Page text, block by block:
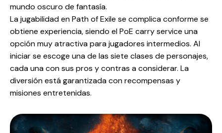
mundo oscuro de fantasía.
La jugabilidad en Path of Exile se complica conforme se
obtiene experiencia, siendo el PoE carry service una
opción muy atractiva para jugadores intermedios. Al
iniciar se escoge una de las siete clases de personajes,
cada una con sus pros y contras a considerar. La
diversión está garantizada con recompensas y
misiones entretenidas.